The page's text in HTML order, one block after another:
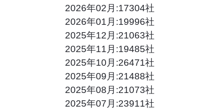
2026年02月:17304社
2026年01月:19996社
2025年12月:21063社
2025年11月:19485社
2025年10月:26471社
2025年09月:21488社
2025年08月:21073社
2025年07月:23911社